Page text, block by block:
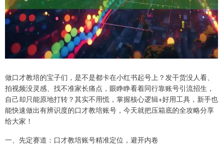
做口才教培的宝子们，是不是都卡在小红书起号上？发干货没人看、
拍视频没灵感、找不准家长痛点，眼睁睁看着同行靠账号引流招生，
自己却只能原地打转？其实不用慌，掌握核心逻辑+好用工具，新手也
能快速做出有辨识度的口才教培账号，今天就把压箱底的全攻略分享
给大家！
一、先定赛道：口才教培账号精准定位，避开内卷